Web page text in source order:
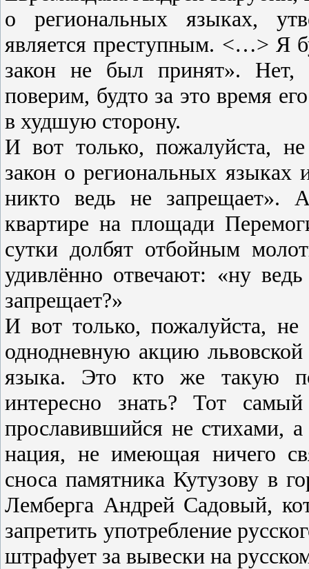
о региональных языках,
является преступным. <…> Я
закон не был принят». Нет,
поверим, будто за это время
в худшую сторону.
И вот только, пожалуйста,
закон о региональных языках
никто ведь не запрещает».
квартире на площади
сутки долбят отбойным
удивлённо отвечают: «ну
запрещает?»
И вот только, пожалуйста, не
однодневную акцию
языка. Это кто же такую
интересно знать? Тот
прославившийся не стихами,
нация, не имеющая ничего
сноса памятника Кутузову в
Лемберга Андрей Садовый,
запретить употребление
штрафует за вывески на